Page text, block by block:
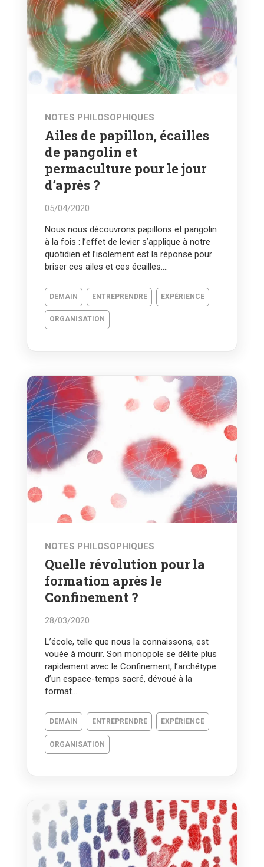
NOTES PHILOSOPHIQUES
Ailes de papillon, écailles
de pangolin et
permaculture pour le jour
d’après ?
05/04/2020
Nous nous découvrons papillons et pangolin
à la fois : l’effet de levier s’applique à notre
quotidien et l’isolement est la réponse pour
briser ces ailes et ces écailles....
DEMAIN ENTREPRENDRE EXPÉRIENCE
ORGANISATION
NOTES PHILOSOPHIQUES
Quelle révolution pour la
formation après le
Confinement ?
28/03/2020
L’école, telle que nous la connaissons, est
vouée à mourir. Son monopole se délite plus
rapidement avec le Confinement, l’archétype
d’un espace-temps sacré, dévoué à la
format...
DEMAIN ENTREPRENDRE EXPÉRIENCE
ORGANISATION